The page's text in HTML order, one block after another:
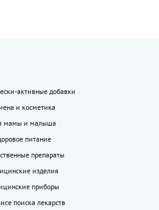
активные добавки
и косметика
мамы и малыша
питание
препараты
изделия
приборы
поиска лекарств